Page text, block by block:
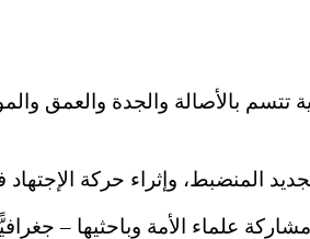
تتسم بالأصالة والجدة والعمق
المنضبط، وإثراء حركة
علماء الأمة وباحثيها –